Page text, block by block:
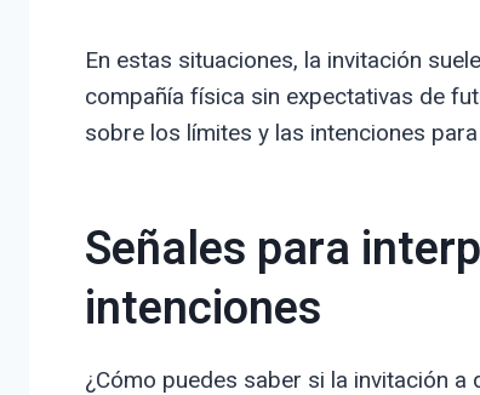
En estas situaciones, la invitación
compañía física sin expectativas de
sobre los límites y las intenciones
Señales para
intenciones
¿Cómo puedes saber si la invitación